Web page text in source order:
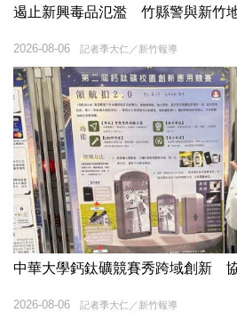
遏止新興毒品氾濫 竹縣警與新竹
記者季大仁／新竹報導
2026-08-06
中華大學鈣鈦礦競賽秀跨域創新
記者季大仁／新竹報導
2026-08-06